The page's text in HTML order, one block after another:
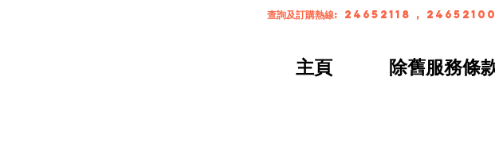
主頁 除舊服務條
查詢及訂購熱線: 24652118 ,